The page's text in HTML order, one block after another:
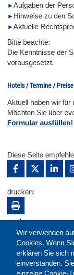
Aufgaben der
Hinweise zu den
Aktuelle
Bitte beachte:
Die Kenntnisse der
vorausgesetzt.
Hotels / Termine / Preise
Aktuell haben wir für
Möchten Sie über
Formular ausfüllen!
Wir verwenden
Cookies. Wenn
erklären Sie sich
einverstanden.
einzelne Cookie-
Diese Seite
drucken:
merken: